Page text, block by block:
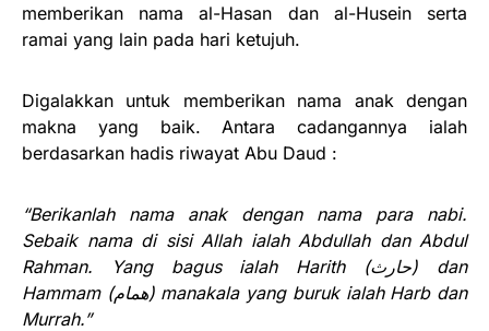
memberikan nama al-Hasan dan al-Husein serta
ramai yang lain pada hari ketujuh.
Digalakkan untuk memberikan nama anak dengan
makna yang baik. Antara cadangannya ialah
berdasarkan hadis riwayat Abu Daud :
“Berikanlah nama anak dengan nama para nabi.
Sebaik nama di sisi Allah ialah Abdullah dan Abdul
Rahman. Yang bagus ialah Harith (حارث) dan
Hammam (همام) manakala yang buruk ialah Harb dan
Murrah.”